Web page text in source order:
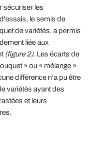
sécuriser les
le semis de
de variétés, a permis
liée aux
(figure 2). Les écarts de
» ou « mélange »
différence n’a pu être
variétés ayant des
et leurs